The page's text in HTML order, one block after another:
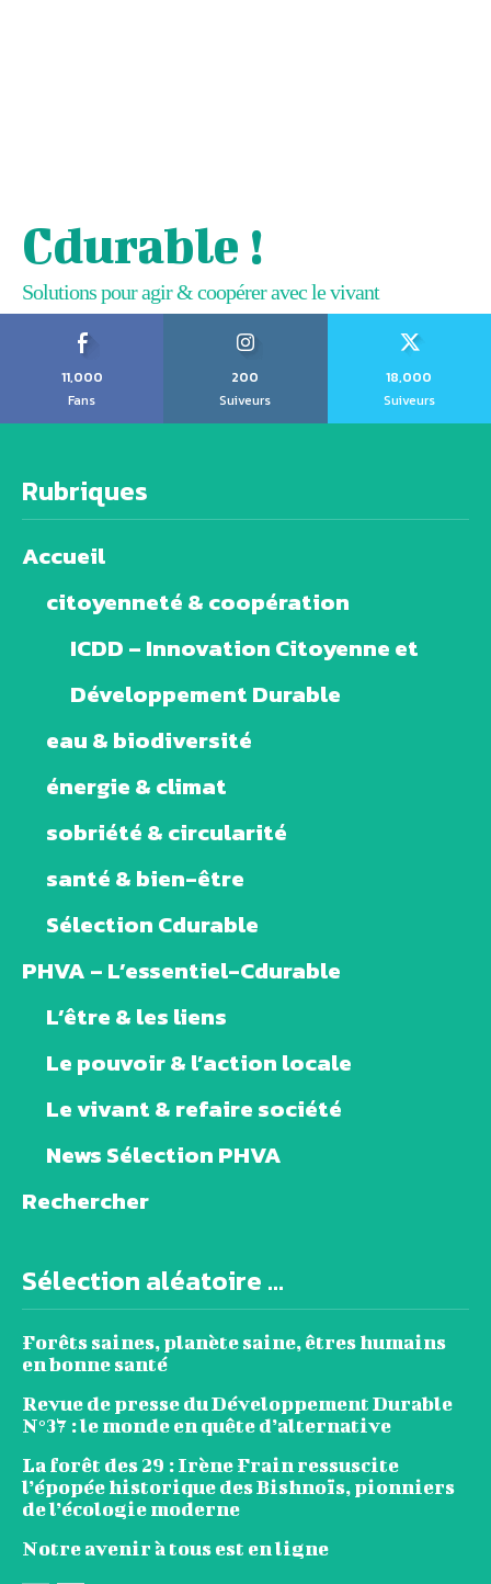
Cdurable !
Solutions pour agir & coopérer avec le vivant
11,000
Fans
200
Suiveurs
18,000
Suiveurs
Rubriques
Accueil
citoyenneté & coopération
ICDD – Innovation Citoyenne et
Développement Durable
eau & biodiversité
énergie & climat
sobriété & circularité
santé & bien-être
Sélection Cdurable
PHVA – L’essentiel-Cdurable
L’être & les liens
Le pouvoir & l’action locale
Le vivant & refaire société
News Sélection PHVA
Rechercher
Sélection aléatoire ...
Forêts saines, planète saine, êtres humains
en bonne santé
Revue de presse du Développement Durable
N°37 : le monde en quête d’alternative
La forêt des 29 : Irène Frain ressuscite
l’épopée historique des Bishnoïs, pionniers
de l’écologie moderne
Notre avenir à tous est en ligne